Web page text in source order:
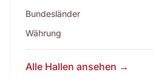
Bundesländer
Währung
Alle Hallen ansehen →